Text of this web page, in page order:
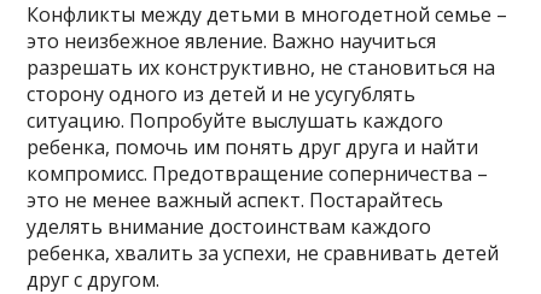
Конфликты между детьми в многодетной семье –
это неизбежное явление. Важно научиться
разрешать их конструктивно, не становиться на
сторону одного из детей и не усугублять
ситуацию. Попробуйте выслушать каждого
ребенка, помочь им понять друг друга и найти
компромисс. Предотвращение соперничества –
это не менее важный аспект. Постарайтесь
уделять внимание достоинствам каждого
ребенка, хвалить за успехи, не сравнивать детей
друг с другом.